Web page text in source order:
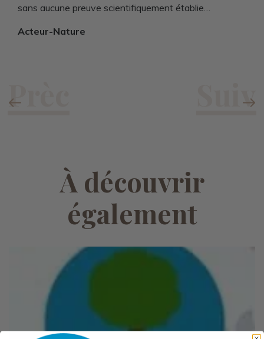
sans aucune preuve scientifiquement établie…
Acteur-Nature
À découvrir
également